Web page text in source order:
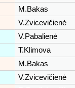
M.Bakas
V.Zvicevičienė
V.Pabalienė
T.Klimova
M.Bakas
V.Zvicevičienė